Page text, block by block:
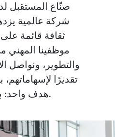
صنّاع المستقبل
شركة عالمية
ثقافة قائمة
موظفينا المهني
والتطوير، ونواصل
تقديرًا
هدف واحد: بناء ما هو قادم – معًا.